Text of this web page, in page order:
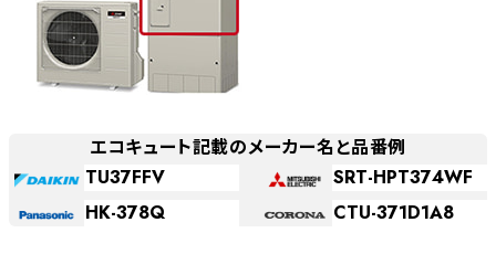
エコキュート記載のメーカー名と品番例
TU37FFV
SRT-HPT374WF
HK-378Q
CTU-371D1A8